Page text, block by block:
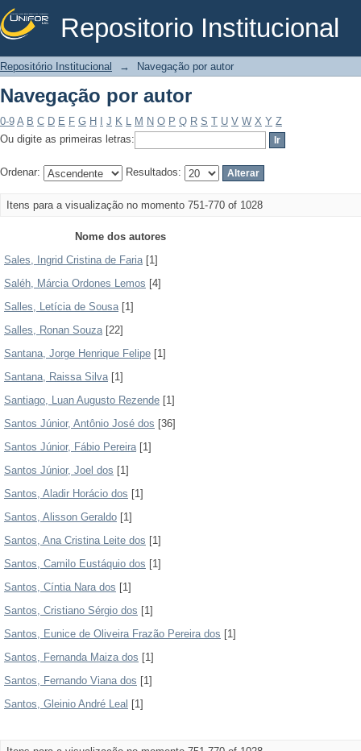
Repositorio Institucional
Navegação por autor
Repositório Institucional → Navegação por autor
Navegação por autor
0-9 A B C D E F G H J K L M N O P Q R S T U V W X Y Z
Ou digite as primeiras letras:
Ordenar: Resultados:
Itens para a visualização no momento 751-770 of 1028
Nome dos autores
Sales, Ingrid Cristina de Faria[1]
Saléh, Márcia Ordones Lemos [4]
Salles, Letícia de Sousa[1]
Salles, Ronan Souza[22]
Santana, Jorge Henrique Felipe [1]
Santana, Raissa Silva[1]
Santiago, Luan Augusto Rezende [1]
Santos Júnior, Antônio José dos [36]
Santos Júnior, Fábio Pereira[1]
Santos Júnior, Joel dos [1]
Santos, Aladir Horácio dos [1]
Santos, Alisson Geraldo [1]
Santos, Ana Cristina Leite dos [1]
Santos, Camilo Eustáquio dos [1]
Santos, Cíntia Nara dos [1]
Santos, Cristiano Sérgio dos [1]
Santos, Eunice de Oliveira Frazão Pereira dos [1]
Santos, Fernanda Maiza dos [1]
Santos, Fernando Viana dos [1]
Santos, Gleinio André Leal [1]